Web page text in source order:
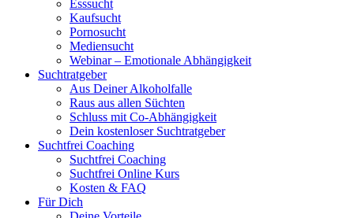
Esssucht
Kaufsucht
Pornosucht
Mediensucht
Webinar – Emotionale Abhängigkeit
Suchtratgeber
Aus Deiner Alkoholfalle
Raus aus allen Süchten
Schluss mit Co-Abhängigkeit
Dein kostenloser Suchtratgeber
Suchtfrei Coaching
Suchtfrei Coaching
Suchtfrei Online Kurs
Kosten & FAQ
Für Dich